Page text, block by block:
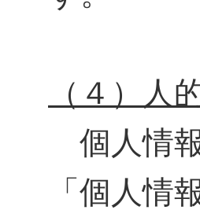
（４）人
個人情
「個人情